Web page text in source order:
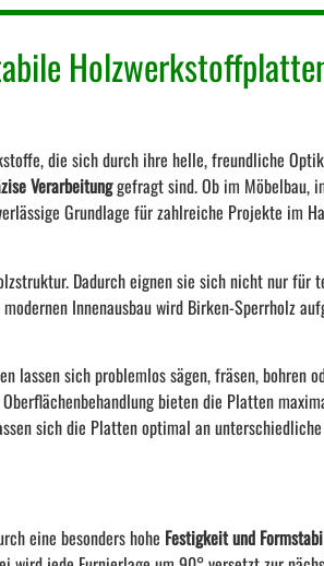
die sich durch ihre helle, freundliche
Verarbeitunggefragt sind. Ob im Möbelbau,
Grundlage für zahlreiche Projekte im
Dadurch eignen sie sich nicht nur für
Innenausbau wird Birken-Sperrholz
lassen sich problemlos sägen, fräsen, bohren
bieten die Platten
sich die Platten optimal an
eine besonders hohe Festigkeit und